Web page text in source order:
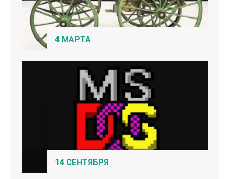
4 МАРТА
14 СЕНТЯБРЯ